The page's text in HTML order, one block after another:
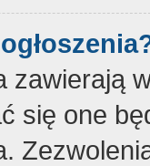
zawierają
się one